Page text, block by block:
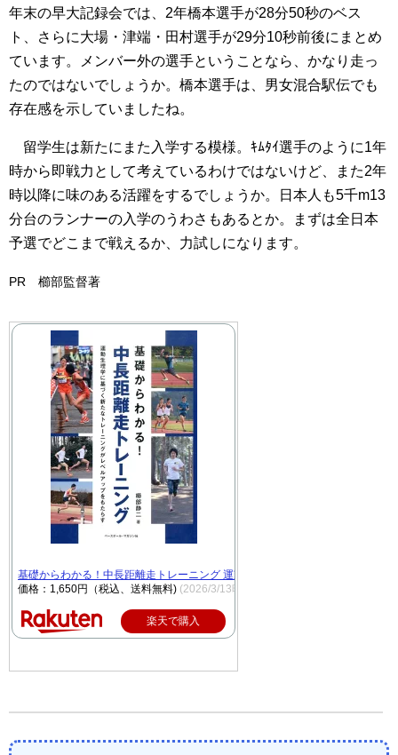
年末の早大記録会では、2年橋本選手が28分50秒のベス
ト、さらに大場・津端・田村選手が29分10秒前後にまとめ
ています。メンバー外の選手ということなら、かなり走っ
たのではないでしょうか。橋本選手は、男女混合駅伝でも
存在感を示していましたね。
留学生は新たにまた入学する模様。ｷﾑﾀｲ選手のように1年
時から即戦力として考えているわけではないけど、また2年
時以降に味のある活躍をするでしょうか。日本人も5千m13
分台のランナーの入学のうわさもあるとか。まずは全日本
予選でどこまで戦えるか、力試しになります。
PR 櫛部監督著
基礎からわかる！中長距離走トレーニング 運動生理学に基づく新たなトレー
価格：1,650円（税込、送料無料) (2026/3/13時点)
楽天で購入